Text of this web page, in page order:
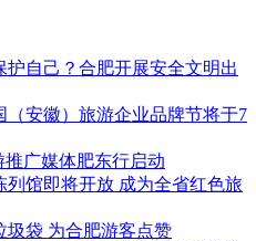
护自己？合肥开展安全文明出
（安徽）旅游企业品牌节将于7
推广媒体肥东行启动
列馆即将开放 成为全省红色旅
圾袋 为合肥游客点赞